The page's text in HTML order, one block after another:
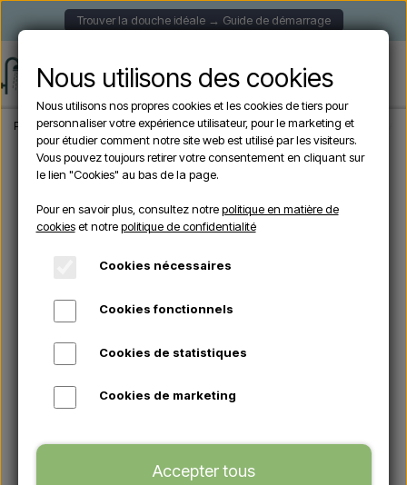
Trouver la douche idéale → Guide de démarrage
Page d'accueil Douche de Jardin Douches Solaire Sined DAFNE BIANCA
Nous utilisons des cookies
Nous utilisons nos propres cookies et les cookies de tiers pour
personnaliser votre expérience utilisateur, pour le marketing et
pour étudier comment notre site web est utilisé par les visiteurs.
Vous pouvez toujours retirer votre consentement en cliquant sur
le lien "Cookies" au bas de la page.
Pour en savoir plus, consultez notrepolitique en matière de
cookieset notrepolitique de confidentialité
Cookies nécessaires
Cookies fonctionnels
Cookies de statistiques
Cookies de marketing
Accepter tous